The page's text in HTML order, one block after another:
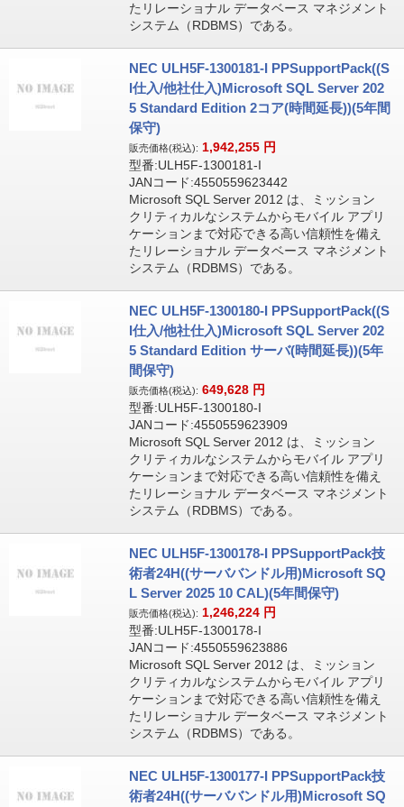
たリレーショナル データベース マネジメント
システム（RDBMS）である。
NEC ULH5F-1300181-I PPSupportPack((S
I仕入/他社仕入)Microsoft SQL Server 202
5 Standard Edition 2コア(時間延長))(5年間
保守)
販売価格(税込): 1,942,255 円
型番:ULH5F-1300181-I
JANコード:4550559623442
Microsoft SQL Server 2012 は、ミッション
クリティカルなシステムからモバイル アプリ
ケーションまで対応できる高い信頼性を備え
たリレーショナル データベース マネジメント
システム（RDBMS）である。
NEC ULH5F-1300180-I PPSupportPack((S
I仕入/他社仕入)Microsoft SQL Server 202
5 Standard Edition サーバ(時間延長))(5年
間保守)
販売価格(税込): 649,628 円
型番:ULH5F-1300180-I
JANコード:4550559623909
Microsoft SQL Server 2012 は、ミッション
クリティカルなシステムからモバイル アプリ
ケーションまで対応できる高い信頼性を備え
たリレーショナル データベース マネジメント
システム（RDBMS）である。
NEC ULH5F-1300178-I PPSupportPack技
術者24H((サーババンドル用)Microsoft SQ
L Server 2025 10 CAL)(5年間保守)
販売価格(税込): 1,246,224 円
型番:ULH5F-1300178-I
JANコード:4550559623886
Microsoft SQL Server 2012 は、ミッション
クリティカルなシステムからモバイル アプリ
ケーションまで対応できる高い信頼性を備え
たリレーショナル データベース マネジメント
システム（RDBMS）である。
NEC ULH5F-1300177-I PPSupportPack技
術者24H((サーババンドル用)Microsoft SQ